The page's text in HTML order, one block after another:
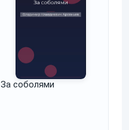
За соболями